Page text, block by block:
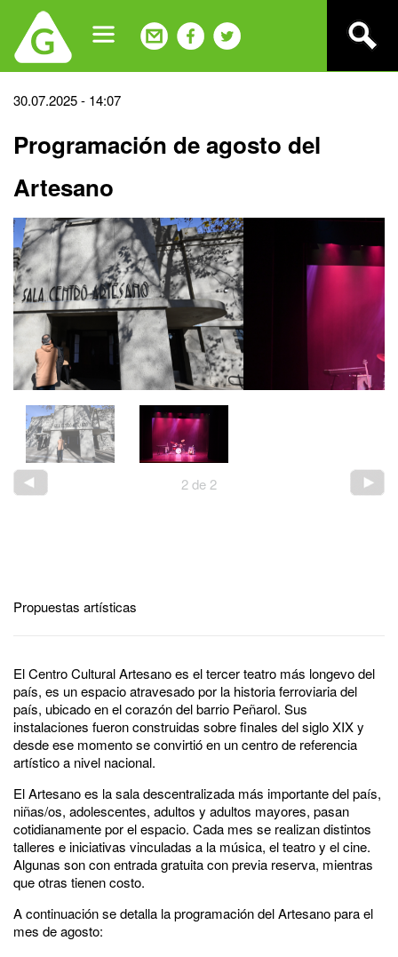
navigation
Back
top
30.07.2025 - 14:07
Programación de agosto del
Artesano
2de 2
Propuestas artísticas
El Centro Cultural Artesano es el tercer teatro más longevo del
país, es un espacio atravesado por la historia ferroviaria del
país, ubicado en el corazón del barrio Peñarol. Sus
instalaciones fueron construidas sobre finales del siglo XIX y
desde ese momento se convirtió en un centro de referencia
artístico a nivel nacional.
El Artesano es la sala descentralizada más importante del país,
niñas/os, adolescentes, adultos y adultos mayores, pasan
cotidianamente por el espacio. Cada mes se realizan distintos
talleres e iniciativas vinculadas a la música, el teatro y el cine.
Algunas son con entrada gratuita con previa reserva, mientras
que otras tienen costo.
A continuación se detalla la programación del Artesano para el
mes de agosto: